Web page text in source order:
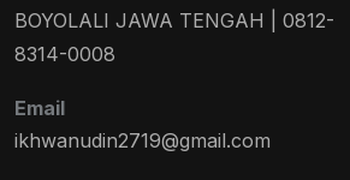
BOYOLALI JAWA TENGAH | 0812-
8314-0008
Email
ikhwanudin2719@gmail.com